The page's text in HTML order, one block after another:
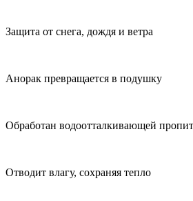
Защита от снега, дождя и ветра
Анорак превращается в подушку
Обработан водоотталкивающей
Отводит влагу, сохраняя тепло